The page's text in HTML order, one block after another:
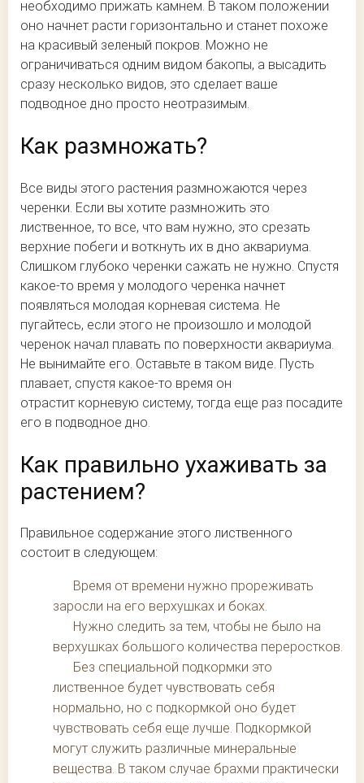
необходимо прижать камнем. В таком положении
оно начнет расти горизонтально и станет похоже
на красивый зеленый покров. Можно не
ограничиваться одним видом бакопы, а высадить
сразу несколько видов, это сделает ваше
подводное дно просто неотразимым.
Как размножать?
Все виды этого растения размножаются через
черенки. Если вы хотите размножить это
лиственное, то все, что вам нужно, это срезать
верхние побеги и воткнуть их в дно аквариума.
Слишком глубоко черенки сажать не нужно. Спустя
какое-то время у молодого черенка начнет
появляться молодая корневая система. Не
пугайтесь, если этого не произошло и молодой
черенок начал плавать по поверхности аквариума.
Не вынимайте его. Оставьте в таком виде. Пусть
плавает, спустя какое-то время он
отрастит корневую систему, тогда еще раз посадите
его в подводное дно.
Как правильно ухаживать за
растением?
Правильное содержание этого лиственного
состоит в следующем:
Время от времени нужно прореживать
заросли на его верхушках и боках.
Нужно следить за тем, чтобы не было на
верхушках большого количества переростков.
Без специальной подкормки это
лиственное будет чувствовать себя
нормально, но с подкормкой оно будет
чувствовать себя еще лучше. Подкормкой
могут служить различные минеральные
вещества. В таком случае брахми практически